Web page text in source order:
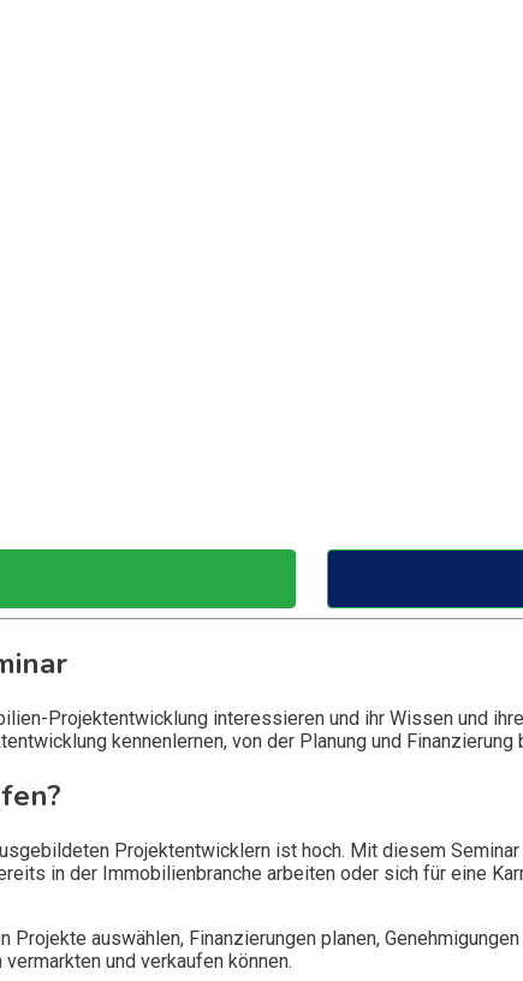
Projektentwicklung interessieren und ihr Wissen und
kennenlernen, von der Planung und Finanzierung
Projektentwicklern ist hoch. Mit diesem
in der Immobilienbranche arbeiten oder sich für eine
auswählen, Finanzierungen planen,
und verkaufen können.